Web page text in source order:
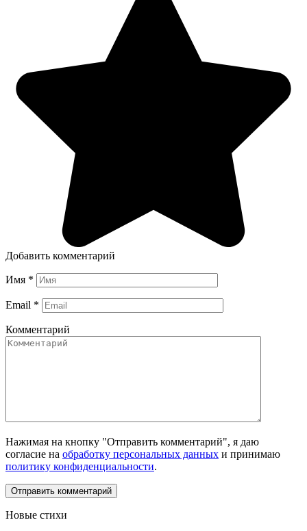
Добавить комментарий
Имя *
Email *
Комментарий
Нажимая на кнопку "Отправить комментарий", я даю
согласие на обработку персональных данных и принимаю
политику конфиденциальности.
Новые стихи